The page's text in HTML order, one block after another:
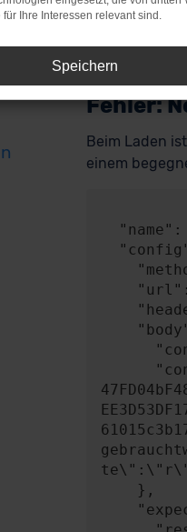
Fehler:
Beim Laden
einem
für Ihre Interessen relevant sind.
Speichern